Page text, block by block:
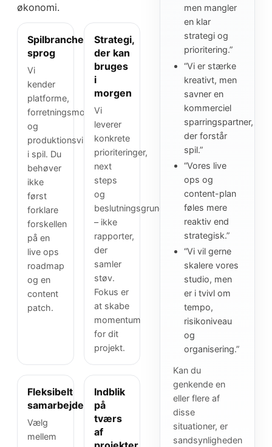
økonomi.
Spilbranchens
sprog
Vi
kender
platforme,
forretningsmodeller
og
produktionsvirkeligheden
i spil. Du
behøver
ikke
først
forklare
forskellen
på en
live ops
roadmap
og en
content
patch.
Strategi,
der kan
bruges
i
morgen
Vi
leverer
konkrete
prioriteringer,
next
steps
og
beslutningsgrundlag
– ikke
rapporter,
der
samler
støv.
Fokus er
at skabe
momentum
for dit
projekt.
Fleksibelt
samarbejde
Vælg
mellem
Indblik
på
tværs
af
men mangler
en klar
strategi og
prioritering.”
“Vi er stærke
kreativt, men
savner en
kommerciel
sparringspartner,
der forstår
spil.”
“Vores live
ops og
content-plan
føles mere
reaktiv end
strategisk.”
“Vi vil gerne
skalere vores
studio, men
er i tvivl om
tempo,
risikoniveau
og
organisering.”
Kan du
genkende en
eller flere af
disse
situationer, er
sandsynligheden